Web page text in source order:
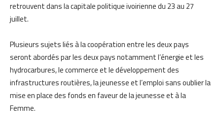
retrouvent dans la capitale politique ivoirienne du 23 au 27
juillet.
Plusieurs sujets liés à la coopération entre les deux pays
seront abordés par les deux pays notamment l’énergie et les
hydrocarbures, le commerce et le développement des
infrastructures routières, la jeunesse et l’emploi sans oublier la
mise en place des fonds en faveur de la jeunesse et à la
Femme.